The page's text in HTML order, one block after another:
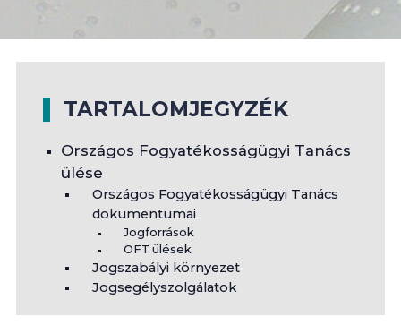
TARTALOMJEGYZÉK
Országos Fogyatékosságügyi Tanács
ülése
Országos Fogyatékosságügyi Tanács
dokumentumai
Jogforrások
OFT ülések
Jogszabályi környezet
Jogsegélyszolgálatok